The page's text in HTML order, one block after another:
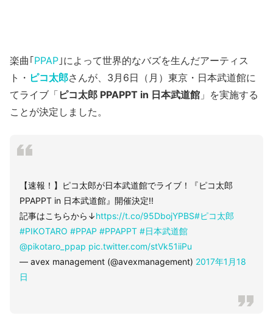
楽曲｢PPAP ｣によって世界的なバズを生んだアーティス
ト・ ピコ太郎さんが、3月6日（月）東京・日本武道館に
てライブ「 ピコ太郎 PPAPPT in 日本武道館 」を実施する
ことが決定しました。
【速報！】ピコ太郎が日本武道館でライブ！『ピコ太郎
PPAPPT in 日本武道館』開催決定!!
記事はこちらから↓https://t.co/95DbojYPBS#ピコ太郎
#PIKOTARO #PPAP #PPAPPT #日本武道館
@pikotaro_ppap pic.twitter.com/stVk51iiPu
— avex management (@avexmanagement) 2017年1月18
日